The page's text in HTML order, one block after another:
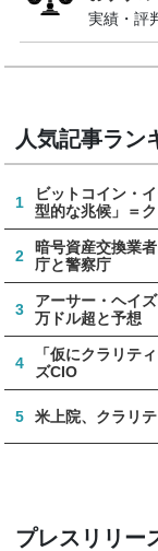
実績・評
人気記事ラン
1
ビットコイン・
型的な兆候」＝
2
暗号資産交換業
庁と警察庁
3
アーサー・ヘイ
万ドル超と予想
4
「仮にクラリテ
ズCIO
5 米上院、クラリ
プレスリリー